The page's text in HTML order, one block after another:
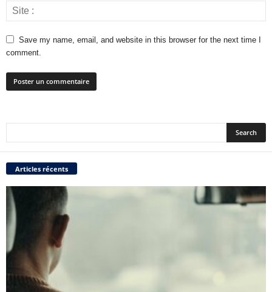
Save my name, email, and website in this browser for the next time I
comment.
Articles récents